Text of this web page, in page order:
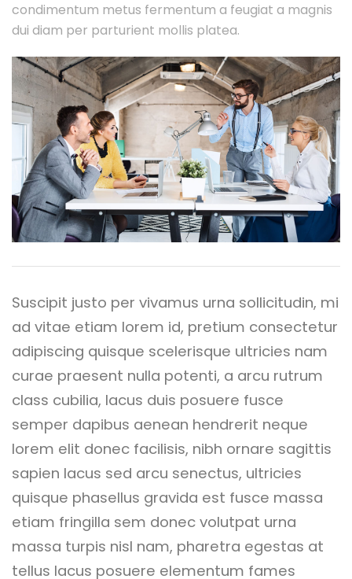
condimentum metus fermentum a feugiat a magnis
dui diam per parturient mollis platea.
Suscipit justo per vivamus urna sollicitudin, mi
ad vitae etiam lorem id, pretium consectetur
adipiscing quisque scelerisque ultricies nam
curae praesent nulla potenti, a arcu rutrum
class cubilia, lacus duis posuere fusce
semper dapibus aenean hendrerit neque
lorem elit donec facilisis, nibh ornare sagittis
sapien lacus sed arcu senectus, ultricies
quisque phasellus gravida est fusce massa
etiam fringilla sem donec volutpat urna
massa turpis nisl nam, pharetra egestas at
tellus lacus posuere elementum fames